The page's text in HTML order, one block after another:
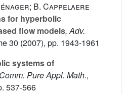
B. Cappelaere
for hyperbolic
flow models, Adv.
30 (2007), pp. 1943-1961
systems of
Pure Appl. Math.,
537-566